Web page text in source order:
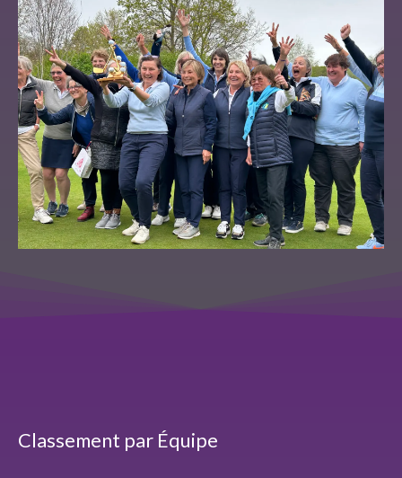
Classement par Équipe